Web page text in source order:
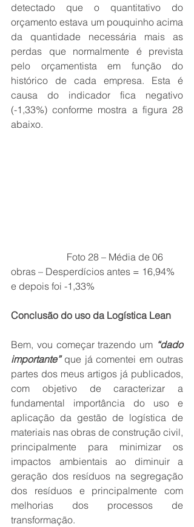
detectado que o quantitativo do
orçamento estava um pouquinho acima
da quantidade necessária mais as
perdas que normalmente é prevista
pelo orçamentista em função do
histórico de cada empresa. Esta é
causa do indicador fica negativo
(-1,33%) conforme mostra a figura 28
abaixo.
obras – Desperdícios antes = 16,94%
e depois foi -1,33%
Conclusão do uso da Logística Lean
Bem, vou começar trazendo um “dado
importante” que já comentei em outras
partes dos meus artigos já publicados,
com objetivo de caracterizar a
fundamental importância do uso e
aplicação da gestão de logística de
materiais nas obras de construção civil,
principalmente para minimizar os
impactos ambientais ao diminuir a
geração dos resíduos na segregação
dos resíduos e principalmente com
melhorias dos processos de
transformação.